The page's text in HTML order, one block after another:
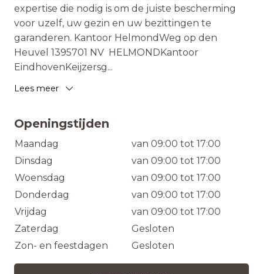
expertise die nodig is om de juiste bescherming
voor uzelf, uw gezin en uw bezittingen te
garanderen. Kantoor HelmondWeg op den
Heuvel 1395701 NV HELMONDKantoor
EindhovenKeijzersg...
Lees meer
Openingstijden
Maandag
van 09:00 tot 17:00
Dinsdag
van 09:00 tot 17:00
Woensdag
van 09:00 tot 17:00
Donderdag
van 09:00 tot 17:00
Vrijdag
van 09:00 tot 17:00
Zaterdag
Gesloten
Zon- en feestdagen
Gesloten